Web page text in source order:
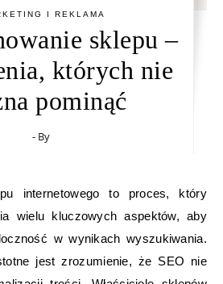
I REKLAMA
sklepu –
których nie
pominąć
- By
internetowego to proces, który
wielu kluczowych aspektów, aby
w wynikach wyszukiwania.
jest zrozumienie, że SEO nie